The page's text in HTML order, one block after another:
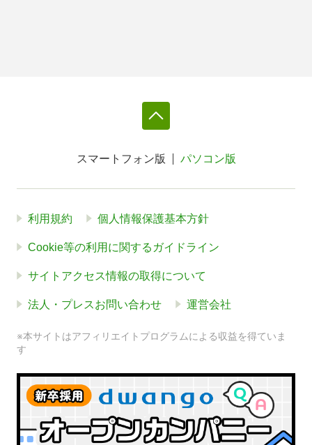
スマートフォン版 パソコン版
利用規約 個人情報保護基本方針
Cookie等の利用に関するガイドライン
サイトアクセス情報の取得について
法人・プレスお問い合わせ 運営会社
※本サイトはアフィリエイトプログラムによる収益を得ていま
す